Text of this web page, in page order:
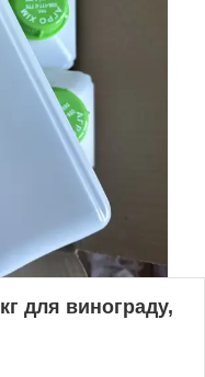
для винограду,